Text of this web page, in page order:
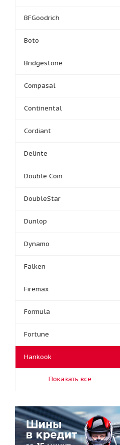
BFGoodrich
Boto
Bridgestone
Compasal
Continental
Cordiant
Delinte
Double Coin
DoubleStar
Dunlop
Dynamo
Falken
Firemax
Formula
Fortune
Hankook
Показать все